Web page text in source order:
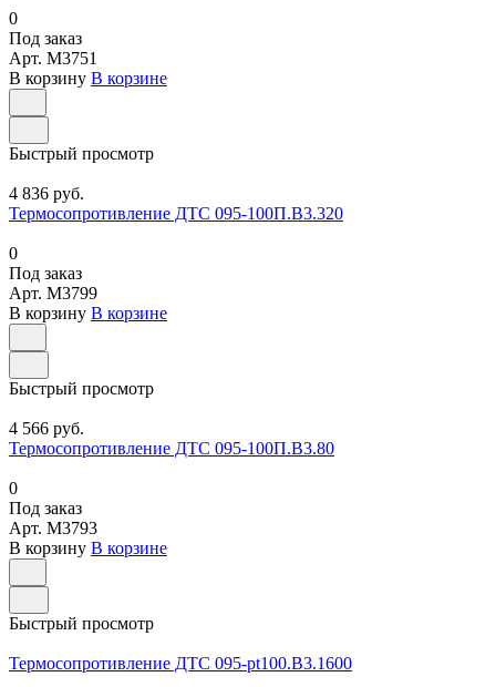
0
Под заказ
Арт. M3751
В корзину В корзине
Быстрый просмотр
4 836 руб.
Термосопротивление ДТС 095-100П.В3.320
0
Под заказ
Арт. M3799
В корзину В корзине
Быстрый просмотр
4 566 руб.
Термосопротивление ДТС 095-100П.В3.80
0
Под заказ
Арт. M3793
В корзину В корзине
Быстрый просмотр
Термосопротивление ДТС 095-pt100.В3.1600